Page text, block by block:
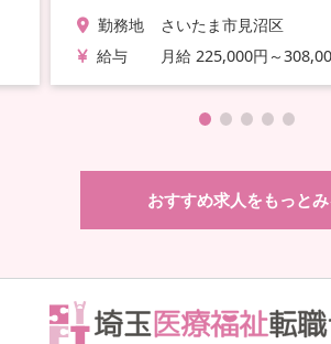
勤務地
さいたま市見沼区
給与
月給 225,000円～
おすすめ求人をもっと